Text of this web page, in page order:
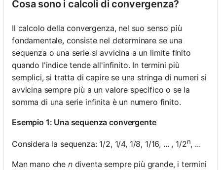
Cosa sono i calcoli di convergenza?
Il calcolo della convergenza, nel suo senso più
fondamentale, consiste nel determinare se una
sequenza o una serie si avvicina a un limite finito
quando l'indice tende all'infinito. In termini più
semplici, si tratta di capire se una stringa di numeri si
avvicina sempre più a un valore specifico o se la
somma di una serie infinita è un numero finito.
Esempio 1: Una sequenza convergente
Considera la sequenza: 1/2, 1/4, 1/8, 1/16, ... , 1/2n, ...
Man mano che ndiventa sempre più grande, i termini